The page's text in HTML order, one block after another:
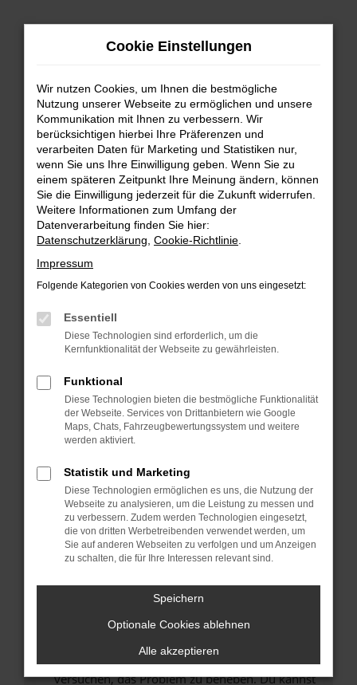
Zum
FEHLER: NETWORK ERROR
Beim Laden ist ein Fehler aufgetreten.
Hier sind ein paar Tipps, die dir helfen können:
Überprüfe deine Firewall und deine
Internetverbindung.
Laden andere Webseiten, zum Beispiel deine
Manche Erweiterungen, wie Werbeblocker,
verhindern. Funktioniert die Seite in einem
anderen Browser oder in einem privaten
Fenster?
Starte dein Gerät neu.
Probleme zu beheben.
Stelle sicher, dass dein Browser und dein
Betriebssystem auf dem neuesten Stand
sind.
Veraltete Software birgt nicht nur ein
Sicherheitsrisiko, sondern kann auch dazu
führen, dass bestimmte Funktionen nicht mehr
unterstützt werden.
Wende dich an den Webseitenbetreiber.
Wenn du alle oben genannten Schritte versucht
hast, kontaktiere uns bitte. Wir werden
versuchen, das Problem zu beheben. Du kannst
Cookie Einstellungen
Wir nutzen Cookies, um Ihnen die bestmögliche
Nutzung unserer Webseite zu ermöglichen und unsere
Kommunikation mit Ihnen zu verbessern. Wir
berücksichtigen hierbei Ihre Präferenzen und
verarbeiten Daten für Marketing und Statistiken nur,
wenn Sie uns Ihre Einwilligung geben. Wenn Sie zu
einem späteren Zeitpunkt Ihre Meinung ändern, können
Sie die Einwilligung jederzeit für die Zukunft widerrufen.
Weitere Informationen zum Umfang der
Datenverarbeitung finden Sie hier:
Datenschutzerklärung Cookie-Richtlinie
Impressum
Folgende Kategorien von Cookies werden von uns eingesetzt:
Essentiell
Diese Technologien sind erforderlich, um die
Kernfunktionalität der Webseite zu gewährleisten.
Funktional
Diese Technologien bieten die bestmögliche Funktionalität
der Webseite. Services von Drittanbietern wie Google
Maps, Chats, Fahrzeugbewertungssystem und weitere
werden aktiviert.
Statistik und Marketing
Diese Technologien ermöglichen es uns, die Nutzung der
Webseite zu analysieren, um die Leistung zu messen und
zu verbessern. Zudem werden Technologien eingesetzt,
die von dritten Werbetreibenden verwendet werden, um
Sie auf anderen Webseiten zu verfolgen und um Anzeigen
zu schalten, die für Ihre Interessen relevant sind.
Speichern
Optionale Cookies ablehnen
Alle akzeptieren